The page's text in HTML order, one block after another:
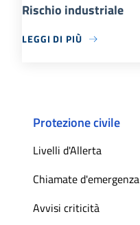
Rischio industriale
LEGGI DI PIÙ
Protezione civile
Livelli d'Allerta
Chiamate d'emergenza
Avvisi criticità